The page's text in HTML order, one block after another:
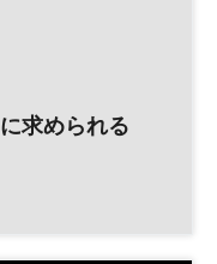
求められる